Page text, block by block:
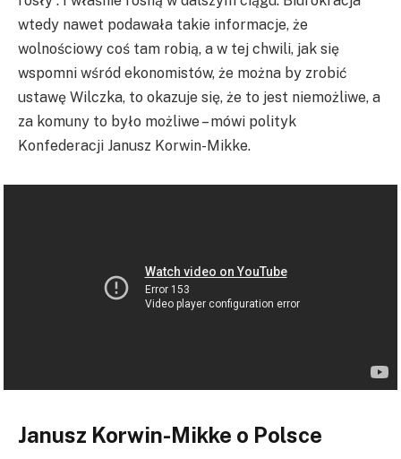
wtedy nawet podawała takie informacje, że
wolnościowy coś tam robią, a w tej chwili, jak się
wspomni wśród ekonomistów, że można by zrobić
ustawę Wilczka, to okazuje się, że to jest niemożliwe, a
za komuny to było możliwe – mówi polityk
Konfederacji Janusz Korwin-Mikke.
Janusz Korwin-Mikke o Polsce